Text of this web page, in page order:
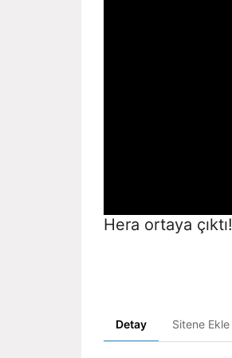
Hera ortaya çıktı!
Detay Sitene Ekle